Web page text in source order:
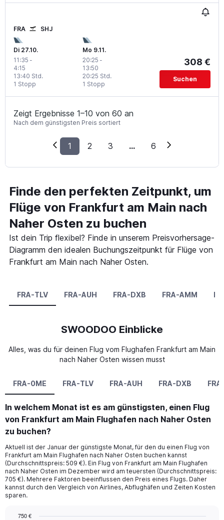
FRA SHJ
Di 27.10.
11:35 -
4:15
1 Stopp
13:40 Std.
Mo 9.11.
20:25 -
13:50
1 Stopp
20:25 Std.
308 €
Suchen
Zeigt Ergebnisse 1–10 von 60 an
Nach dem günstigsten Preis sortiert
1 2 3 ... 6
Finde den perfekten Zeitpunkt, um
Flüge von Frankfurt am Main nach
Naher Osten zu buchen
Ist dein Trip flexibel? Finde in unserem Preisvorhersage-
Diagramm den idealen Buchungszeitpunkt für Flüge von
Frankfurt am Main nach Naher Osten.
FRA-TLV FRA-AUH FRA-DXB FRA-AMM
SWOODOO Einblicke
Alles, was du für deinen Flug vom Flughafen Frankfurt am Main
nach Naher Osten wissen musst
FRA-0ME FRA-TLV FRA-AUH FRA-DXB
In welchem Monat ist es am günstigsten, einen Flug
von Frankfurt am Main Flughafen nach Naher Osten
zu buchen?
Aktuell ist der Januar der günstigste Monat, für den du einen Flug von
Frankfurt am Main Flughafen nach Naher Osten buchen kannst
(Durchschnittspreis: 509 €). Ein Flug von Frankfurt am Main Flughafen
nach Naher Osten im Dezember wird am teuersten (Durchschnittspreis:
705 €). Mehrere Faktoren beeinflussen den Preis eines Flugs. Daher
kannst durch den Vergleich von Airlines, Abflughäfen und Zeiten Kosten
sparen.
750 €